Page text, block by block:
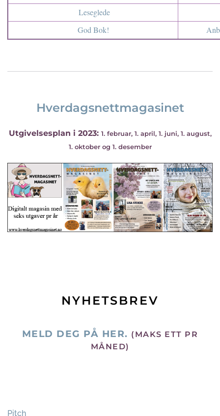
Leseglede
God Bok!
Hverdagsnettmagasinet
Utgivelsesplan i 2023: 1. februar, 1. april, 1. juni, 1. august,
1. oktober og 1. desember
NYHETSBREV
MELD DEG PÅ HER. (MAKS ETT PR
MÅNED)
Pitch